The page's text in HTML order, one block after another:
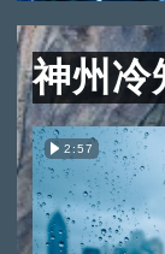
神州冷
2:57